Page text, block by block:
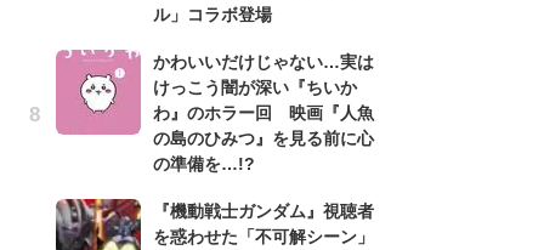
ル」コラボ登場
かわいいだけじゃない…実は
けっこう闇が深い『ちいか
わ』のホラー回 映画『人魚
の島のひみつ』を見る前に心
の準備を…!?
『機動戦士ガンダム』視聴者
を惑わせた「不可解シーン」